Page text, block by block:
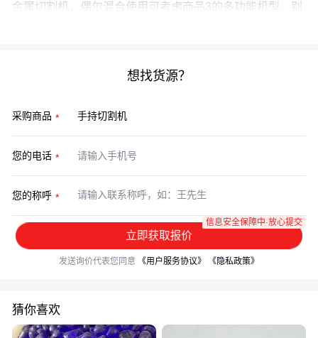
金属切割机，偶尔混合使用可考虑商品3的多功能机型，别
想找货源？
采购商品
您的电话
您的称呼
立即获取报价
信息安全保障中·放心提交
发送询价代表您同意 《用户服务协议》 《隐私政策》
猜你喜欢